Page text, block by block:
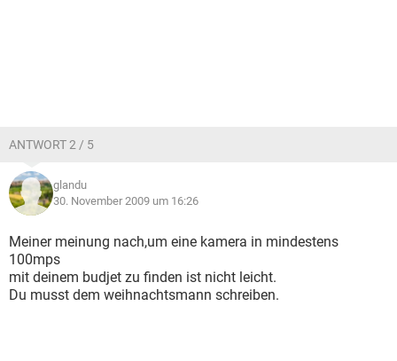
ANTWORT 2 / 5
glandu
30. November 2009 um 16:26
Meiner meinung nach,um eine kamera in mindestens
100mps
mit deinem budjet zu finden ist nicht leicht.
Du musst dem weihnachtsmann schreiben.